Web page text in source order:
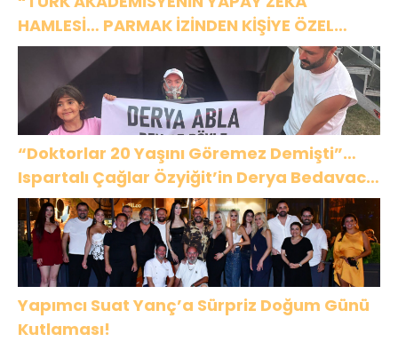
HAMLESİ… PARMAK İZİNDEN KİŞİYE ÖZEL
ANALİZ”
“Doktorlar 20 Yaşını Göremez Demişti”…
Ispartalı Çağlar Özyiğit’in Derya Bedavacı
Buluşması Duygulandırdı
Yapımcı Suat Yanç’a Sürpriz Doğum Günü
Kutlaması!